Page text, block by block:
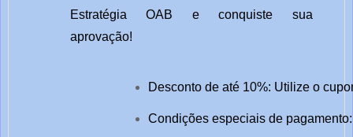
Estratégia OAB e conquiste sua
aprovação!
Desconto de até 10%: Utilize o
Condições especiais de